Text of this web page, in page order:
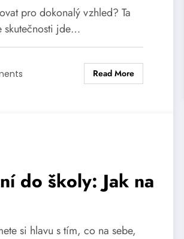
pro dokonalý vzhled? Ta
skutečnosti jde…
Read More
do školy: Jak na
si hlavu s tím, co na sebe,